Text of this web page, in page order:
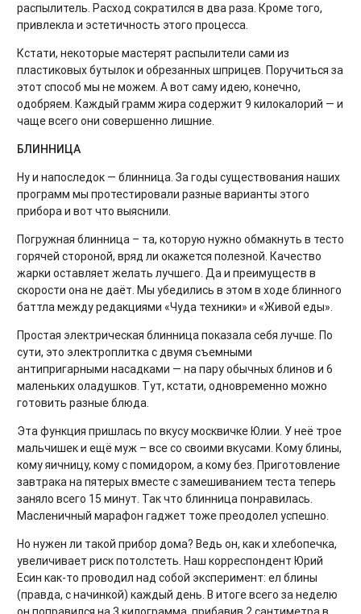
распылитель. Расход сократился в два раза. Кроме того,
привлекла и эстетичность этого процесса.
Кстати, некоторые мастерят распылители сами из
пластиковых бутылок и обрезанных шприцев. Поручиться за
этот способ мы не можем. А вот саму идею, конечно,
одобряем. Каждый грамм жира содержит 9 килокалорий — и
чаще всего они совершенно лишние.
БЛИННИЦА
Ну и напоследок — блинница. За годы существования наших
программ мы протестировали разные варианты этого
прибора и вот что выяснили.
Погружная блинница – та, которую нужно обмакнуть в тесто
горячей стороной, вряд ли окажется полезной. Качество
жарки оставляет желать лучшего. Да и преимуществ в
скорости она не даёт. Мы убедились в этом в ходе блинного
баттла между редакциями «Чуда техники» и «Живой еды».
Простая электрическая блинница показала себя лучше. По
сути, это электроплитка с двумя съемными
антипригарными насадками — на пару обычных блинов и 6
маленьких оладушков. Тут, кстати, одновременно можно
готовить разные блюда.
Эта функция пришлась по вкусу москвичке Юлии. У неё трое
мальчишек и ещё муж – все со своими вкусами. Кому блины,
кому яичницу, кому с помидором, а кому без. Приготовление
завтрака на пятерых вместе с замешиванием теста теперь
заняло всего 15 минут. Так что блинница понравилась.
Масленичный марафон гаджет тоже преодолел успешно.
Но нужен ли такой прибор дома? Ведь он, как и хлебопечка,
увеличивает риск потолстеть. Наш корреспондент Юрий
Есин как-то проводил над собой эксперимент: ел блины
(правда, с начинкой) каждый день. В итоге всего за неделю